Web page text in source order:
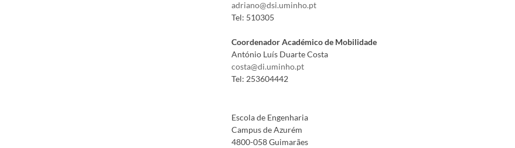
adriano@dsi.uminho.pt
Tel: 510305
Coordenador Académico de Mobilidade
António Luís Duarte Costa
costa@di.uminho.pt
Tel: 253604442
Escola de Engenharia
Campus de Azurém
4800-058 Guimarães